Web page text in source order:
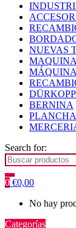
NUEVAS
BERNINA
PLANCHA
Search for:
0 €0,00
No hay
Categorías